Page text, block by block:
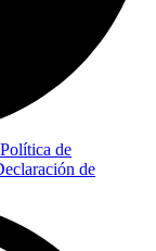
Política de
de